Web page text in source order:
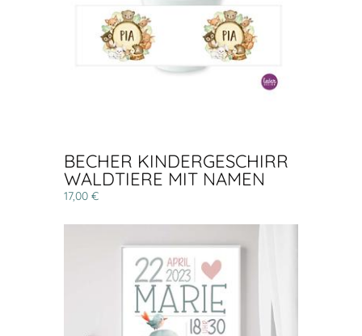
BECHER KINDERGESCHIRR
WALDTIERE MIT NAMEN
17,00 €